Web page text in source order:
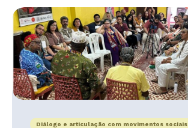
Diálogo e articulação com movimentos sociais